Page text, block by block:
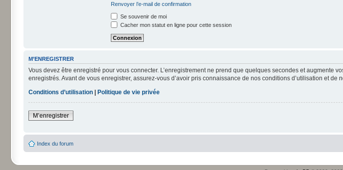
Renvoyer l’e-mail de confirmation
Se souvenir de moi
Cacher mon statut en ligne pour cette session
M’ENREGISTRER
Vous devez être enregistré pour vous connecter. L’enregistrement ne prend que quelques secondes et
enregistrés. Avant de vous enregistrer, assurez-vous d’avoir pris connaissance de nos conditions d’utilisation et
Conditions d’utilisation
Politique de vie privée
M’enregistrer
Index du forum